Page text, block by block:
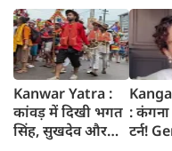
Kanwar Yatra :
कांवड़ में दिखी भगत
सिंह, सुखदेव और
:
टर्न!